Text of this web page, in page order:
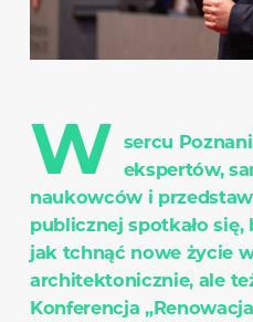
W sercu
ekspertów,
naukowców i
publicznej spotkało
jak tchnąć nowe życie
architektonicznie, ale
Konferencja